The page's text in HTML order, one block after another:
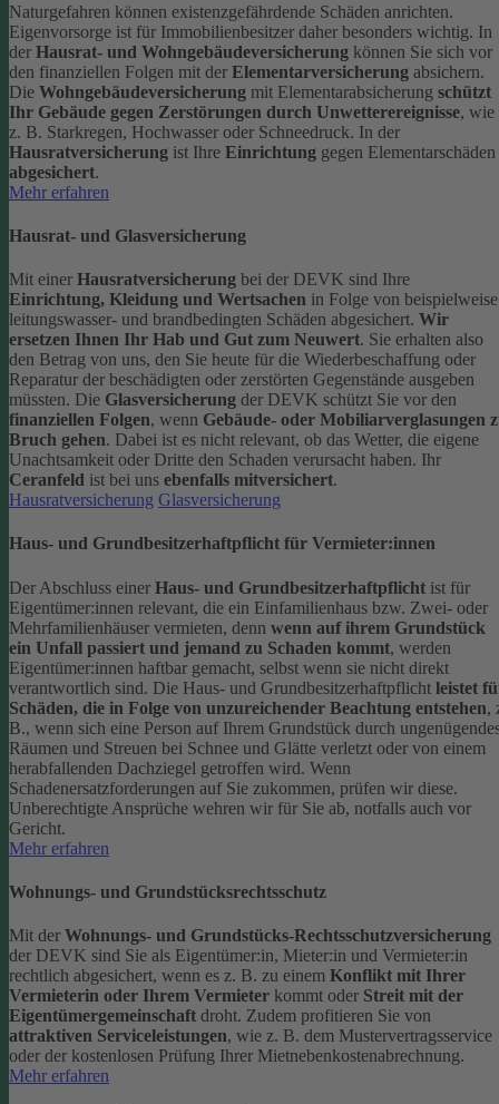
Naturgefahren können existenzgefährdende Schäden anrichten.
Eigenvorsorge ist für Immobilienbesitzer daher besonders wichtig. In
der Hausrat- und Wohngebäudeversicherung können Sie sich vor
den finanziellen Folgen mit der Elementarversicherung absichern.
Die Wohngebäudeversicherung mit Elementarabsicherung schützt
Ihr Gebäude gegen Zerstörungen durch Unwetterereignisse, wie
z. B. Starkregen, Hochwasser oder Schneedruck. In der
Hausratversicherung ist Ihre Einrichtung gegen Elementarschäden
abgesichert.
Mehr erfahren
Hausrat- und Glasversicherung
Mit einer Hausratversicherung bei der DEVK sind Ihre
Einrichtung, Kleidung und Wertsachen in Folge von beispielweise
leitungswasser- und brandbedingten Schäden abgesichert. Wir
ersetzen Ihnen Ihr Hab und Gut zum Neuwert. Sie erhalten also
den Betrag von uns, den Sie heute für die Wiederbeschaffung oder
Reparatur der beschädigten oder zerstörten Gegenstände ausgeben
müssten. Die Glasversicherung der DEVK schützt Sie vor den
finanziellen Folgen, wenn Gebäude- oder Mobiliarverglasungen
Bruch gehen. Dabei ist es nicht relevant, ob das Wetter, die eigene
Unachtsamkeit oder Dritte den Schaden verursacht haben. Ihr
Ceranfeld ist bei uns ebenfalls mitversichert.
Hausratversicherung Glasversicherung
Haus- und Grundbesitzerhaftpflicht für Vermieter:innen
Der Abschluss einer Haus- und Grundbesitzerhaftpflicht ist für
Eigentümer:innen relevant, die ein Einfamilienhaus bzw. Zwei- oder
Mehrfamilienhäuser vermieten, denn wenn auf ihrem Grundstück
ein Unfall passiert und jemand zu Schaden kommt, werden
Eigentümer:innen haftbar gemacht, selbst wenn sie nicht direkt
verantwortlich sind. Die Haus- und Grundbesitzerhaftpflicht leistet
Schäden, die in Folge von unzureichender Beachtung entstehen,
B., wenn sich eine Person auf Ihrem Grundstück durch
Räumen und Streuen bei Schnee und Glätte verletzt oder von einem
herabfallenden Dachziegel getroffen wird. Wenn
Schadenersatzforderungen auf Sie zukommen, prüfen wir diese.
Unberechtigte Ansprüche wehren wir für Sie ab, notfalls auch vor
Gericht.
Mehr erfahren
Wohnungs- und Grundstücksrechtsschutz
Mit der Wohnungs- und Grundstücks-Rechtsschutzversicherung
der DEVK sind Sie als Eigentümer:in, Mieter:in und Vermieter:in
rechtlich abgesichert, wenn es z. B. zu einem Konflikt mit Ihrer
Vermieterin oder Ihrem Vermieter kommt oder Streit mit der
Eigentümergemeinschaft droht. Zudem profitieren Sie von
attraktiven Serviceleistungen, wie z. B. dem Mustervertragsservice
oder der kostenlosen Prüfung Ihrer Mietnebenkostenabrechnung.
Mehr erfahren